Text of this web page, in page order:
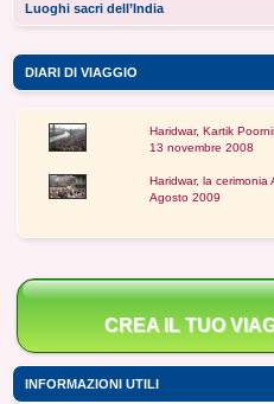
Luoghi sacri dell’India
DIARI DI VIAGGIO
Haridwar, Kartik
13 novembre 2008
Haridwar, la cerimonia
Agosto 2009
CREA IL TUO
INFORMAZIONI UTILI